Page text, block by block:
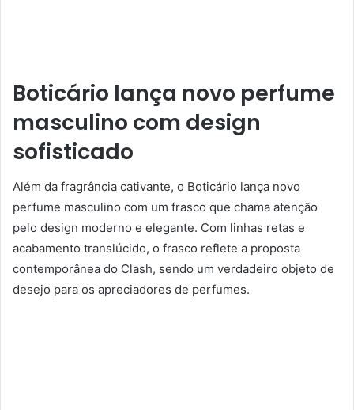
Boticário lança novo perfume
masculino com design
sofisticado
Além da fragrância cativante, o Boticário lança novo
perfume masculino com um frasco que chama atenção
pelo design moderno e elegante. Com linhas retas e
acabamento translúcido, o frasco reflete a proposta
contemporânea do Clash, sendo um verdadeiro objeto de
desejo para os apreciadores de perfumes.